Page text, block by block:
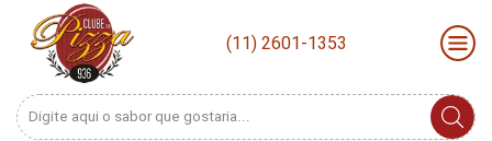
(11) 2601-1353
Search